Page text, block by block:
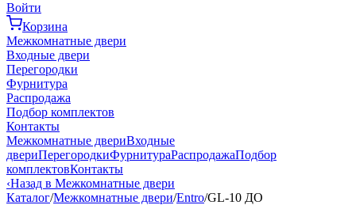
Войти
Корзина
Межкомнатные двери
Входные двери
Перегородки
Фурнитура
Распродажа
Подбор комплектов
Контакты
Межкомнатные двериВходные
двериПерегородкиФурнитураРаспродажаПодбор
комплектовКонтакты
‹Назад в Межкомнатные двери
Каталог/Межкомнатные двери/Entro/GL-10 ДО